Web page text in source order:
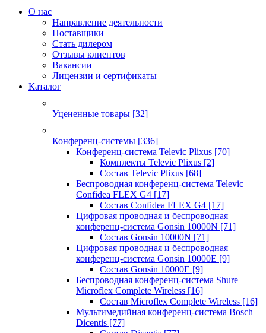
О нас
Направление деятельности
Поставщики
Стать дилером
Отзывы клиентов
Вакансии
Лицензии и сертификаты
Каталог
Уцененные товары [32]
Конференц-системы [336]
Конференц-система Televic Plixus [70]
Комплекты Televic Plixus [2]
Состав Televic Plixus [68]
Беспроводная конференц-система Televic
Confidea FLEX G4 [17]
Состав Confidea FLEX G4 [17]
Цифровая проводная и беспроводная
конференц-система Gonsin 10000N [71]
Состав Gonsin 10000N [71]
Цифровая проводная и беспроводная
конференц-система Gonsin 10000E [9]
Состав Gonsin 10000E [9]
Беспроводная конференц-система Shure
Microflex Complete Wireless [16]
Состав Microflex Complete Wireless [16]
Мультимедийная конференц-система Bosch
Dicentis [77]